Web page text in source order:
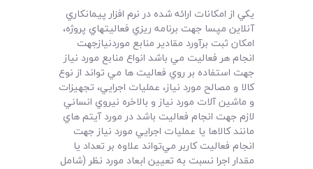
يکي از امکانات ارائه شده در نرم افزار پيمانکاري
آنلاين مپسا جهت برنامه ريزي فعاليتهاي پروژه،
امکان ثبت برآورد مقادير منابع موردنيازجهت
انجام هر فعاليت مي باشد انواع منابع مورد نياز
جهت استفاده بر روي فعاليت ها مي تواند از نوع
کالا و مصالح مورد نياز، عمليات اجرايي، تجهيزات
و ماشين آلات مورد نياز و بالاخره نيروي انساني
لازم جهت انجام فعاليت باشد در مورد آيتم هاي
مانند کالاها يا عمليات اجرايي مورد نياز جهت
انجام فعاليت کاربر مي‌تواند علاوه بر تعداد يا
مقدار اجرا نسبت به تعيين ابعاد مورد نظر (شامل